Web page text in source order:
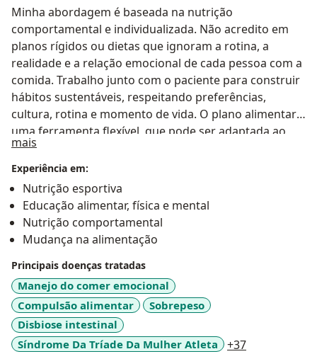
Minha abordagem é baseada na nutrição
comportamental e individualizada. Não acredito em
planos rígidos ou dietas que ignoram a rotina, a
realidade e a relação emocional de cada pessoa com a
comida. Trabalho junto com o paciente para construir
hábitos sustentáveis, respeitando preferências,
cultura, rotina e momento de vida. O plano alimentar é
uma ferramenta flexível, que pode ser adaptada ao
longo do caminho conforme desafios, conquistas e
necessidades surgem. Meu objetivo é ajudar a
desenvolver uma relação mais leve, consciente e
saudável com a alimentação, sem culpa e sem
extremismos.
mais
Experiência em:
Nutrição esportiva
Educação alimentar, física e mental
Nutrição comportamental
Mudança na alimentação
Principais doenças tratadas
Manejo do comer emocional
Compulsão alimentar
Sobrepeso
Disbiose intestinal
Síndrome Da Tríade Da Mulher Atleta
+37